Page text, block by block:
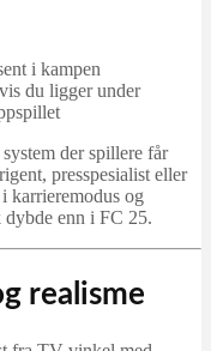
i kampen
du ligger under
der spillere får
presspesialist eller
karrieremodus og
enn i FC 25.
realisme